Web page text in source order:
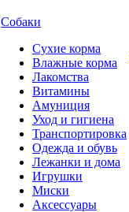
Собаки
Сухие корма
Влажные корма
Лакомства
Витамины
Амуниция
Уход и гигиена
Транспортировка
Одежда и обувь
Лежанки и дома
Игрушки
Миски
Аксессуары